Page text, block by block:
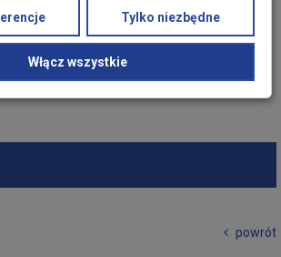
Tylko niezbędne
Włącz wszystkie
Rury KELLER
z osłoną antydyfuzyjną EVOH 5-
powrót